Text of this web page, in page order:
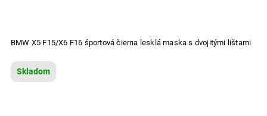
BMW X5 F15/X6 F16 športová čierna lesklá maska s dvojitými lištami
Skladom